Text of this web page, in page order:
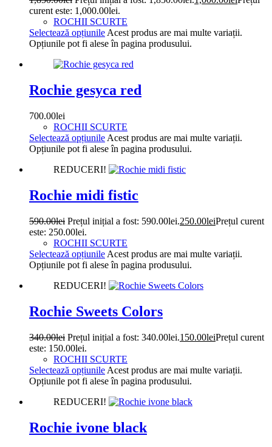
curent este: 1,000.00lei.
ROCHII SCURTE
Selectează opțiunile Acest produs are mai multe variații.
Opțiunile pot fi alese în pagina produsului.
Rochie gesyca red
700.00lei
ROCHII SCURTE
Selectează opțiunile Acest produs are mai multe variații.
Opțiunile pot fi alese în pagina produsului.
REDUCERI!
Rochie midi fistic
590.00lei Prețul inițial a fost: 590.00lei.250.00leiPrețul curent
este: 250.00lei.
ROCHII SCURTE
Selectează opțiunile Acest produs are mai multe variații.
Opțiunile pot fi alese în pagina produsului.
REDUCERI!
Rochie Sweets Colors
340.00lei Prețul inițial a fost: 340.00lei.150.00leiPrețul curent
este: 150.00lei.
ROCHII SCURTE
Selectează opțiunile Acest produs are mai multe variații.
Opțiunile pot fi alese în pagina produsului.
REDUCERI!
Rochie ivone black